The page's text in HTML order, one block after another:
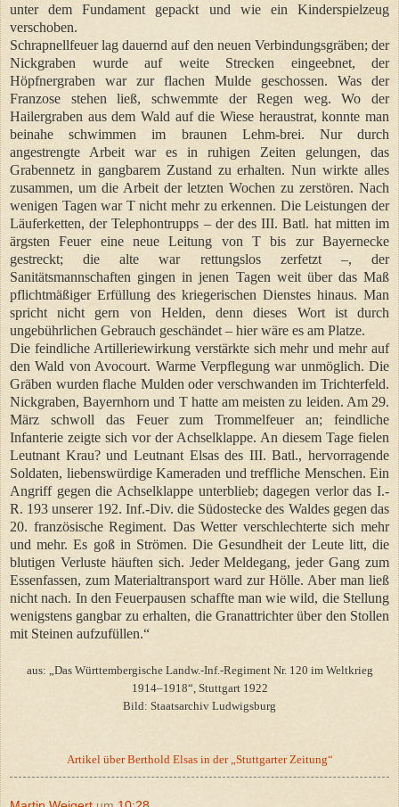
unter dem Fundament gepackt und wie ein Kinderspielzeug
verschoben.
Schrapnellfeuer lag dauernd auf den neuen Verbindungsgräben; der
Nickgraben wurde auf weite Strecken eingeebnet, der
Höpfnergraben war zur flachen Mulde geschossen. Was der
Franzose stehen ließ, schwemmte der Regen weg. Wo der
Hailergraben aus dem Wald auf die Wiese heraustrat, konnte man
beinahe schwimmen im braunen Lehm-brei. Nur durch
angestrengte Arbeit war es in ruhigen Zeiten gelungen, das
Grabennetz in gangbarem Zustand zu erhalten. Nun wirkte alles
zusammen, um die Arbeit der letzten Wochen zu zerstören. Nach
wenigen Tagen war T nicht mehr zu erkennen. Die Leistungen der
Läuferketten, der Telephontrupps – der des III. Batl. hat mitten im
ärgsten Feuer eine neue Leitung von T bis zur Bayernecke
gestreckt; die alte war rettungslos zerfetzt –, der
Sanitätsmannschaften gingen in jenen Tagen weit über das Maß
pflichtmäßiger Erfüllung des kriegerischen Dienstes hinaus. Man
spricht nicht gern von Helden, denn dieses Wort ist durch
ungebührlichen Gebrauch geschändet – hier wäre es am Platze.
Die feindliche Artilleriewirkung verstärkte sich mehr und mehr auf
den Wald von Avocourt. Warme Verpflegung war unmöglich. Die
Gräben wurden flache Mulden oder verschwanden im Trichterfeld.
Nickgraben, Bayernhorn und T hatte am meisten zu leiden. Am 29.
März schwoll das Feuer zum Trommelfeuer an; feindliche
Infanterie zeigte sich vor der Achselklappe. An diesem Tage fielen
Leutnant Krau? und Leutnant Elsas des III. Batl., hervorragende
Soldaten, liebenswürdige Kameraden und treffliche Menschen. Ein
Angriff gegen die Achselklappe unterblieb; dagegen verlor das I.-
R. 193 unserer 192. Inf.-Div. die Südostecke des Waldes gegen das
20. französische Regiment. Das Wetter verschlechterte sich mehr
und mehr. Es goß in Strömen. Die Gesundheit der Leute litt, die
blutigen Verluste häuften sich. Jeder Meldegang, jeder Gang zum
Essenfassen, zum Materialtransport ward zur Hölle. Aber man ließ
nicht nach. In den Feuerpausen schaffte man wie wild, die Stellung
wenigstens gangbar zu erhalten, die Granattrichter über den Stollen
mit Steinen aufzufüllen.“
aus: „Das Württembergische Landw.-Inf.-Regiment Nr. 120 im Weltkrieg
1914–1918“, Stuttgart 1922
Bild: Staatsarchiv Ludwigsburg
Artikel über Berthold Elsas in der „Stuttgarter Zeitung“